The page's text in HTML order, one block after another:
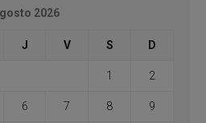
2026
J V S D
1 2
6 7 8 9